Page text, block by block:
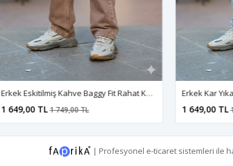
Erkek Eskitilmiş Kahve Baggy Fit Rahat Kalıp Jean Pantolon
1 649,00 TL1 749,00 TL 1 649,00 TL1
| Profesyonel e-ticaret sistemleri ile